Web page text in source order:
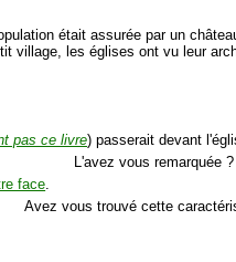
était assurée par un
village, les églises ont vu leur
pas ce livre) passerait devant
L'avez vous remarquée ?
face
Avez vous trouvé cette